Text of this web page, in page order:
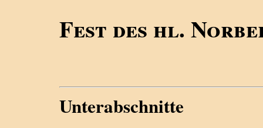
Fest des hl.
Unterabschnitte